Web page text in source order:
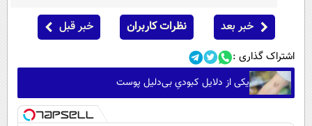
خبر بعد نظرات کاربران خبر قبل
اشتراک گذاری :
یکی از دلایل کبودیِ بی‌دلیل پوست